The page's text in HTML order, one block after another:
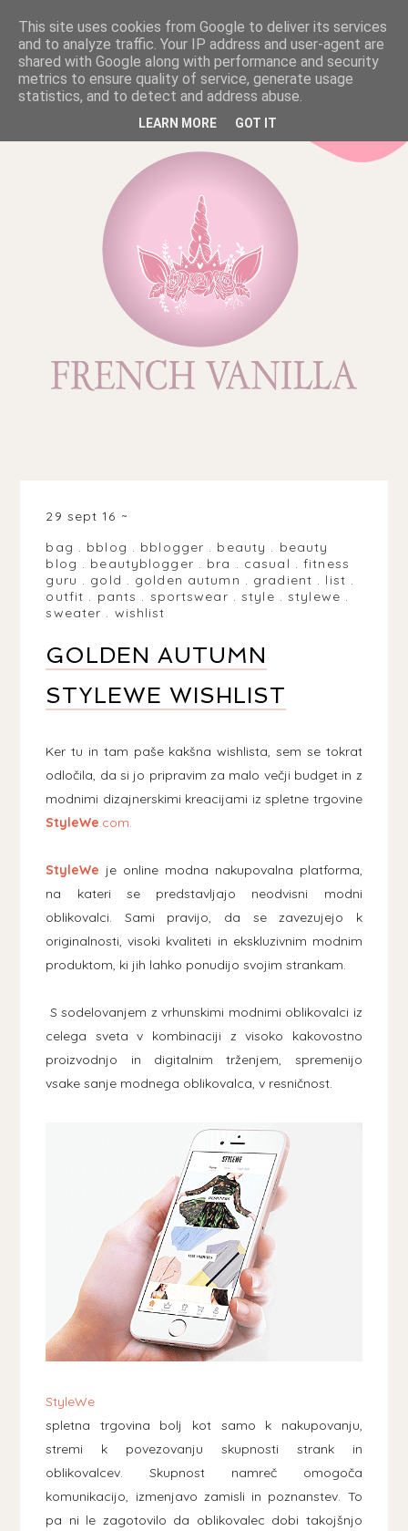
29 sept 16
bag . bblog . bblogger . beauty . beauty
blog . beautyblogger . bra . casual .fitness
guru . gold . golden autumn . gradient . list .
outfit . pants . sportswear .style .stylewe .
sweater . wishlist
GOLDEN AUTUMN
STYLEWE WISHLIST
Ker tu in tam paše kakšna wishlista, sem se tokrat
odločila, da si jo pripravim za malo večji budget in z
modnimi dizajnerskimi kreacijami iz spletne trgovine
StyleWe.com.
StyleWe je online modna nakupovalna platforma,
na kateri se predstavljajo neodvisni modni
oblikovalci. Sami pravijo, da se zavezujejo k
originalnosti, visoki kvaliteti in ekskluzivnim modnim
produktom, ki jih lahko ponudijo svojim strankam.
S sodelovanjem z vrhunskimi modnimi oblikovalci iz
celega sveta v kombinaciji z visoko kakovostno
proizvodnjo in digitalnim trženjem, spremenijo
vsake sanje modnega oblikovalca, v resničnost.
StyleWe
spletna trgovina bolj kot samo k nakupovanju,
stremi k povezovanju skupnosti strank in
oblikovalcev. Skupnost namreč omogoča
komunikacijo, izmenjavo zamisli in poznanstev. To
pa ni le zagotovilo da oblikovalec dobi takojšnjo
This site uses cookies from Google to deliver its services
and to analyze traffic. Your IP address and user-agent are
shared with Google along with performance and security
metrics to ensure quality of service, generate usage
statistics, and to detect and address abuse.
LEARN MORE GOT IT